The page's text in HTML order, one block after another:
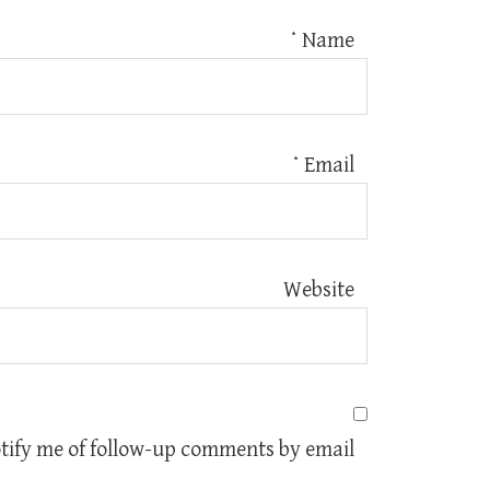
Name
*
Email
*
Website
me of follow-up comments by email.